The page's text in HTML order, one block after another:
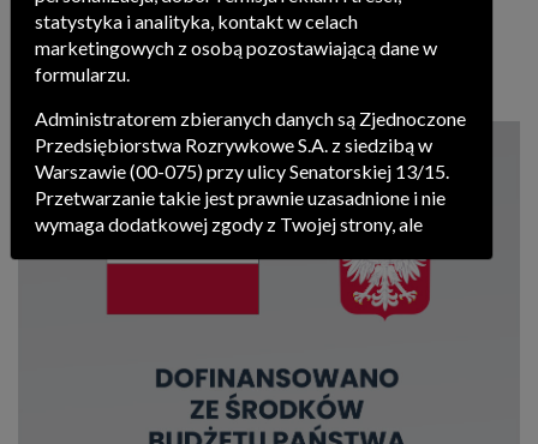
Expressem”
statystyka i analityka, kontakt w celach
marketingowych z osobą pozostawiającą dane w
formularzu.
Administratorem zbieranych danych są Zjednoczone
Przedsiębiorstwa Rozrywkowe S.A. z siedzibą w
Warszawie (00-075) przy ulicy Senatorskiej 13/15.
Przetwarzanie takie jest prawnie uzasadnione i nie
wymaga dodatkowej zgody z Twojej strony, ale
zdecydujesz inaczej, dokonując stosownych zmian
ustawień w Twojej przeglądarce Zjednoczone
podobne oraz odczytywać informacje z takich